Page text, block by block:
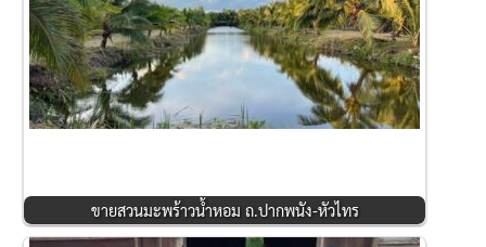
ขายสวนมะพร้าวน้ำหอม ถ.ปากพนัง-หัวไทร